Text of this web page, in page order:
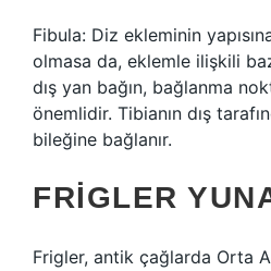
Fibula: Diz ekleminin
olmasa da, eklemle ilişkili
dış yan bağın, bağlanma
önemlidir. Tibianın dış
bileğine bağlanır.
FRIGLER
Frigler, antik çağlarda Orta